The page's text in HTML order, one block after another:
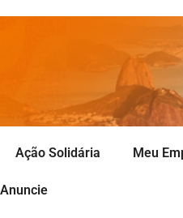
Ação Solidária Meu
Anuncie